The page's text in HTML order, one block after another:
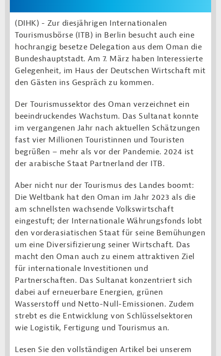
(DIHK) - Zur diesjährigen Internationalen
Tourismusbörse (ITB) in Berlin besucht auch eine
hochrangig besetze Delegation aus dem Oman die
Bundeshauptstadt. Am 7. März haben Interessierte
Gelegenheit, im Haus der Deutschen Wirtschaft mit
den Gästen ins Gespräch zu kommen.
Der Tourismussektor des Oman verzeichnet ein
beeindruckendes Wachstum. Das Sultanat konnte
im vergangenen Jahr nach aktuellen Schätzungen
fast vier Millionen Touristinnen und Touristen
begrüßen – mehr als vor der Pandemie. 2024 ist
der arabische Staat Partnerland der ITB.
Aber nicht nur der Tourismus des Landes boomt:
Die Weltbank hat den Oman im Jahr 2023 als die
am schnellsten wachsende Volkswirtschaft
eingestuft; der Internationale Währungsfonds lobt
den vorderasiatischen Staat für seine Bemühungen
um eine Diversifizierung seiner Wirtschaft. Das
macht den Oman auch zu einem attraktiven Ziel
für internationale Investitionen und
Partnerschaften. Das Sultanat konzentriert sich
dabei auf erneuerbare Energien, grünen
Wasserstoff und Netto-Null-Emissionen. Zudem
strebt es die Entwicklung von Schlüsselsektoren
wie Logistik, Fertigung und Tourismus an.
Lesen Sie den vollständigen Artikel bei unserem